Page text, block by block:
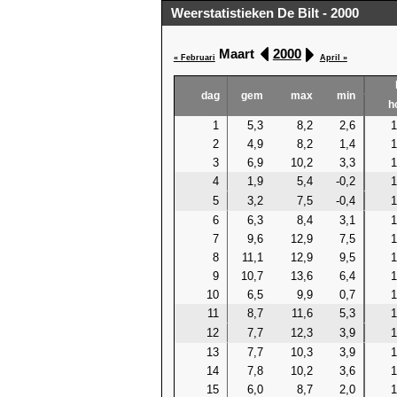
Weerstatistieken De Bilt - 2000
« Februari Maart 2000 April »
dag gem max min
1 5,3 8,2 2,6
2
4,9 8,2 1,4
3
6,9 10,2 3,3
4
1,9 5,4 -0,2
5
3,2 7,5 -0,4
6
6,3 8,4 3,1
7
9,6 12,9 7,5
8
11,1 12,9 9,5
9
10,7 13,6 6,4
10
6,5 9,9 0,7
11
8,7 11,6 5,3
12
7,7 12,3 3,9
13
7,7 10,3 3,9
14
7,8 10,2 3,6
15
6,0 8,7 2,0